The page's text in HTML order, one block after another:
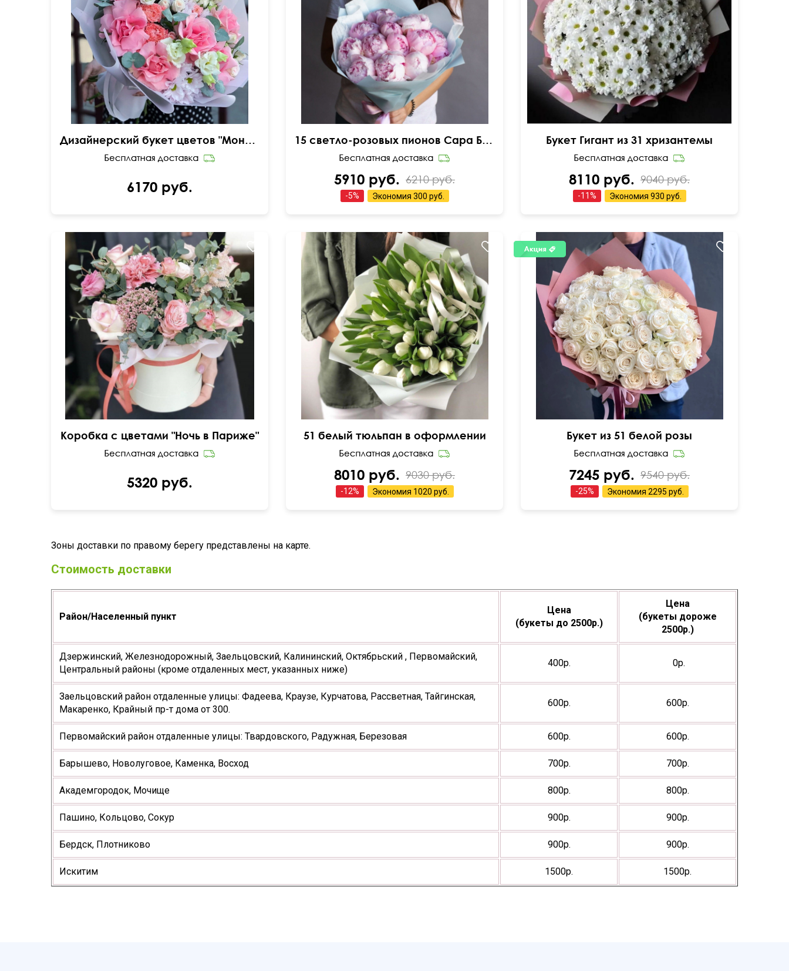
Вывернутые розы, лизиантусы (эустома),
гвоздика
Дизайнерский букет цветов "Моника"
6170 руб.
Упаковка фетр
15 светло-розовых пионов Сара Бернар
5910 руб. 6210 руб.
-5% Экономия 300 руб.
Букет Гигант из 31 хризантемы
8110 руб. 9040 руб.
-11% Экономия 930 руб.
Коробка с цветами "Ночь в Париже"
5320 руб.
51 белый тюльпан в оформлении
8010 руб. 9030 руб.
-12% Экономия 1020 руб.
50 см 60 см
Букет из 51 белой розы
7245 руб. 9540 руб.
-25% Экономия 2295 руб.
Зоны доставки по правому берегу представлены на карте.
Стоимость доставки
Район/Населенный пункт
Цена
(букеты до 2500р.)
Цена
(букеты дороже
2500р.)
Дзержинский, Железнодорожный, Заельцовский, Калининский, Октябрьский , Первомайский,
Центральный районы (кроме отдаленных мест, указанных ниже)
400р. 0р.
Заельцовский район отдаленные улицы: Фадеева, Краузе, Курчатова, Рассветная, Тайгинская,
Макаренко, Крайный пр-т дома от 300.
600р. 600р.
Первомайский район отдаленные улицы: Твардовского, Радужная, Березовая 600р. 600р.
Барышево, Новолуговое, Каменка, Восход 700р. 700р.
Академгородок, Мочище 800р. 800р.
Пашино, Кольцово, Сокур 900р. 900р.
Бердск, Плотниково 900р. 900р.
Искитим 1500р. 1500р.